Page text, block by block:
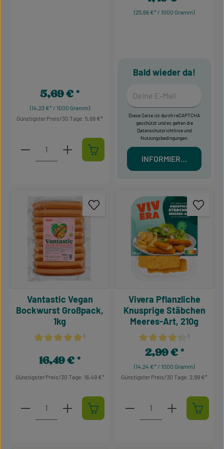
(14,23 €* / 1000 Gramm)
Regulärer Preis:
5,69 €
Günstigster Preis/30 Tage: 5,69 €
Produkt Anzahl: Gib den gewünschten Wert ein
(25,66 €* / 1000 Gramm)
Bald wieder da!
Diese Seite ist durch reCAPTCHA
geschützt und es gelten die
Datenschutzrichtlinieund
Nutzungsbedingungen.
INFORMIERT MICH
Durchschnittliche Bewertung von 5 von 5 Sternen
¹
Vantastic Vegan
Bockwurst Großpack,
1kg
Regulärer Preis:
16,49 €
Günstigster Preis/30 Tage: 16,49 €
Produkt Anzahl: Gib den gewünschten Wert ein
Durchschnittliche
¹
Vivera Pflanzliche
Knusprige Stäbchen
Meeres-Art, 210g
(14,24 €* / 1000 Gramm)
Regulärer Preis:
2,99 €
Günstigster Preis/30 Tage: 2,99 €
Produkt Anzahl: Gib